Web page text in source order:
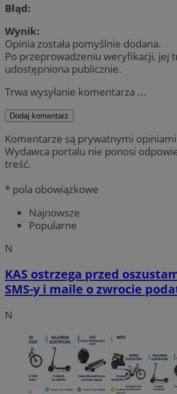
Błąd:
Wynik:
Opinia została pomyślnie dodana.
Po przeprowadzeniu weryfikacji, jej
udostępniona publicznie.
Trwa wysyłanie komentarza ...
Dodaj komentarz
Komentarze są prywatnymi
Wydawca portalu nie ponosi
treść.
* pola obowiązkowe
Najnowsze
Popularne
N
KAS ostrzega przed
SMS-y i maile o zwrocie
N